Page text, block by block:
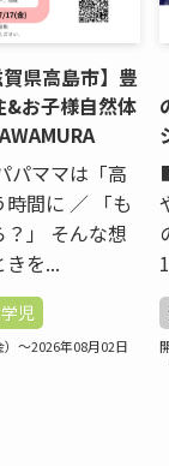
県高島市】豊
&お子様自然体
パママは「高
間に ／ 「も
」 そんな想
を...
児
～2026年08月02日